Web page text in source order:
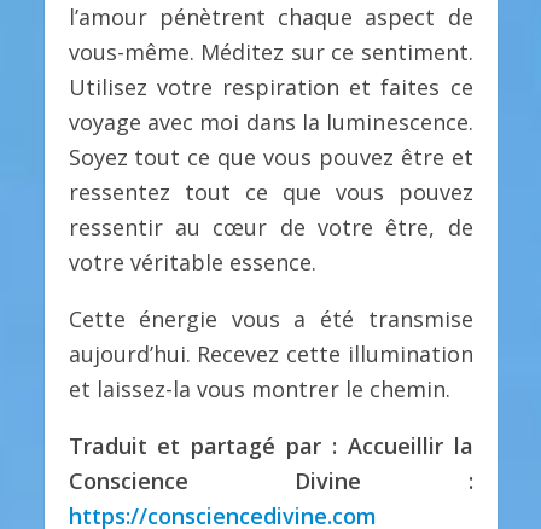
l’amour pénètrent chaque aspect de
vous-même. Méditez sur ce sentiment.
Utilisez votre respiration et faites ce
voyage avec moi dans la luminescence.
Soyez tout ce que vous pouvez être et
ressentez tout ce que vous pouvez
ressentir au cœur de votre être, de
votre véritable essence.
Cette énergie vous a été transmise
aujourd’hui. Recevez cette illumination
et laissez-la vous montrer le chemin.
Traduit et partagé par : Accueillir la
Conscience Divine :
https://consciencedivine.com